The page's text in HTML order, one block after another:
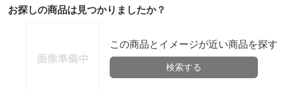
お探しの商品は見つかりましたか？
この商品とイメージが近い商品を探す
検索する